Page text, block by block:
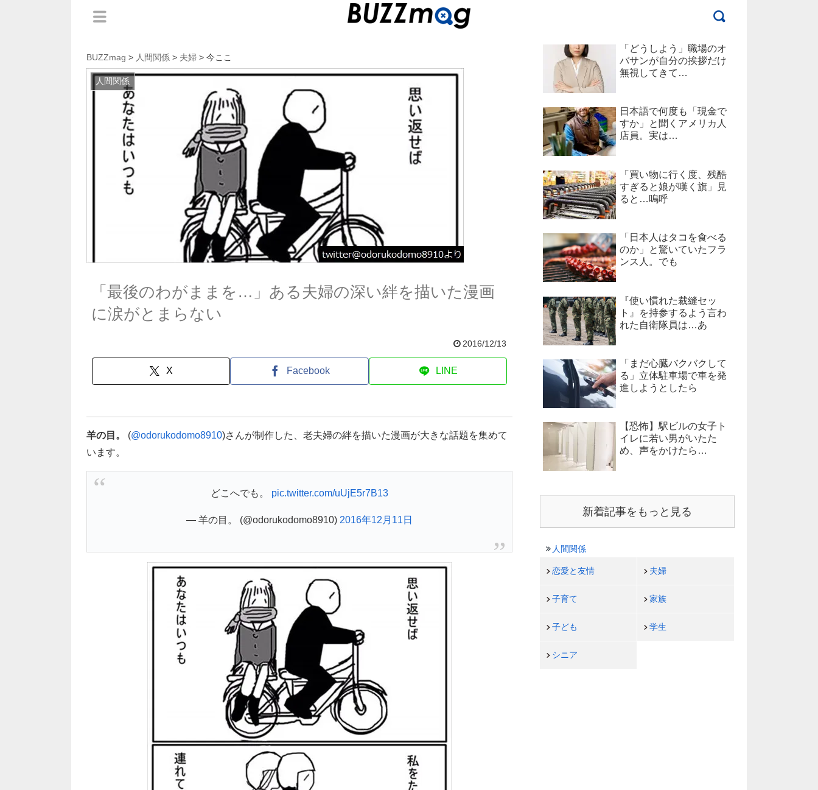
BUZZmag > 人間関係 > 夫婦 > 今ここ
人間関係
「最後のわがままを…」ある夫婦の深い絆を描いた漫画
に涙がとまらない
2016/12/13
X Facebook LINE
羊の目。 (@odorukodomo8910)さんが制作した、老夫婦の絆を描いた漫画が大きな話題を集めて
います。
どこへでも。 pic.twitter.com/uUjE5r7B13
— 羊の目。 (@odorukodomo8910) 2016年12月11日
「どうしよう」職場のオ
バサンが自分の挨拶だけ
無視してきて…
日本語で何度も「現金で
すか」と聞くアメリカ人
店員。実は…
「買い物に行く度、残酷
すぎると娘が嘆く旗」見
ると…嗚呼
「日本人はタコを食べる
のか」と驚いていたフラ
ンス人。でも
『使い慣れた裁縫セッ
ト』を持参するよう言わ
れた自衛隊員は…あ
「まだ心臓バクバクして
る」立体駐車場で車を発
進しようとしたら
【恐怖】駅ビルの女子ト
イレに若い男がいたた
め、声をかけたら…
新着記事をもっと見る
人間関係
恋愛と友情 夫婦
子育て 家族
子ども 学生
シニア